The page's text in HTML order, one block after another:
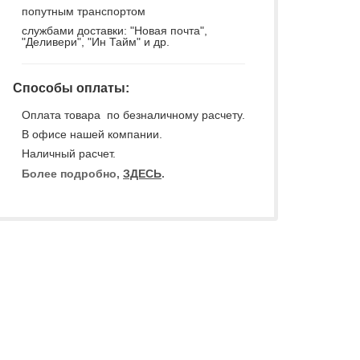
попутным транспортом
службами доставки: "Новая почта",
"Деливери", "Ин Тайм" и др.
Способы оплаты:
Оплата товара по безналичному расчету.
В офисе нашей компании.
Наличный расчет.
Более подробно, ЗДЕСЬ.